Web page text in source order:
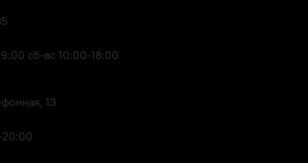
сб-вс 10:00-18:00
13
20:00